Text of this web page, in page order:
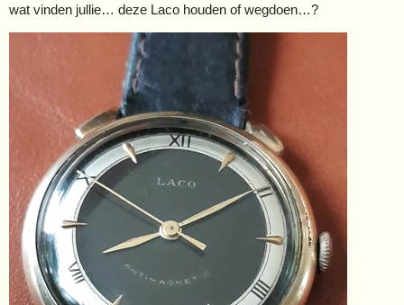
wat vinden jullie… deze Laco houden of wegdoen…?